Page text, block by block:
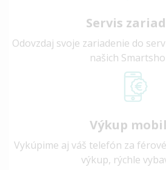
Servis
Odovzdaj svoje zariadenie do
našich
Výkup
Vykúpime aj váš telefón za
výkup, rýchle